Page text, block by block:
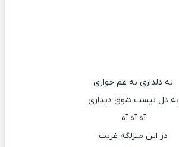
نه دلداری نه غم خواری
به دل نیست شوق دیداری
آه آه آه
در این منزلگه غربت